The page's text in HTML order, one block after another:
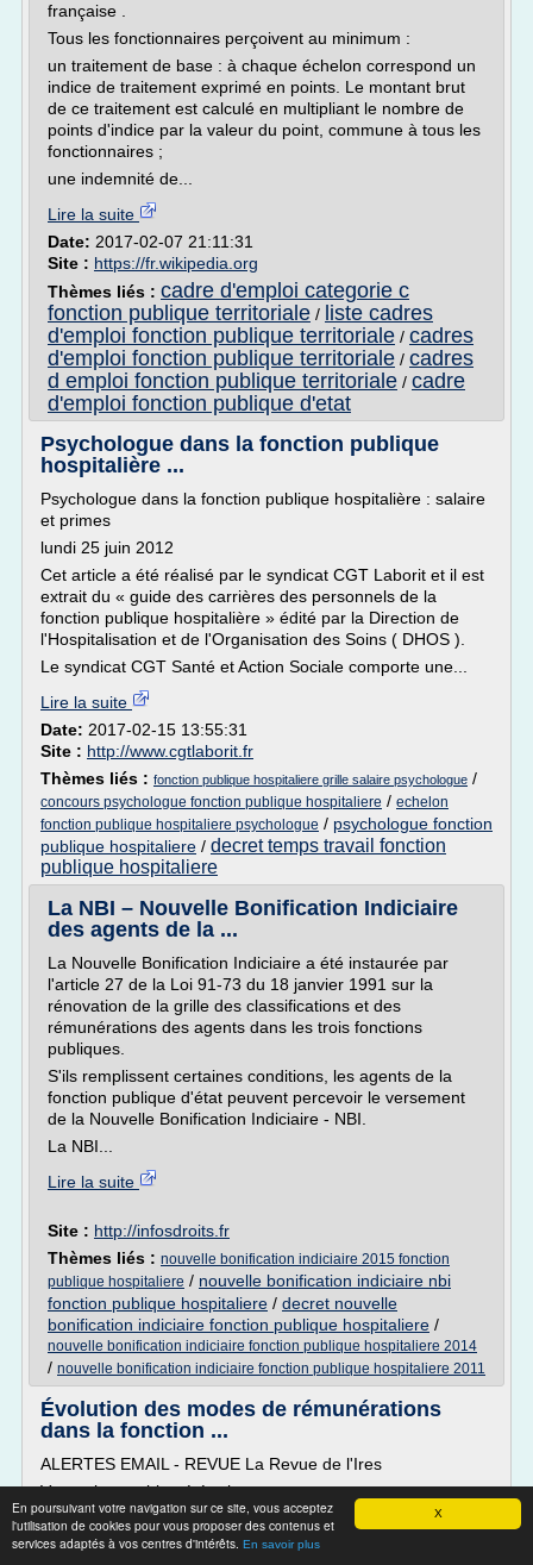
X
En poursuivant votre navigation sur ce site, vous acceptez
l'utilisation de cookies pour vous proposer des contenus et
services adaptés à vos centres d'intérêts. En savoir plus
française .
Tous les fonctionnaires perçoivent au minimum :
un traitement de base : à chaque échelon correspond un
indice de traitement exprimé en points. Le montant brut
de ce traitement est calculé en multipliant le nombre de
points d'indice par la valeur du point, commune à tous les
fonctionnaires ;
une indemnité de...
Lire la suite
Date: 2017-02-07 21:11:31
Site : https://fr.wikipedia.org
Thèmes liés : cadre d'emploi categorie c
fonction publique territoriale / liste cadres
d'emploi fonction publique territoriale / cadres
d'emploi fonction publique territoriale / cadres
d emploi fonction publique territoriale / cadre
d'emploi fonction publique d'etat
Psychologue dans la fonction publique
hospitalière ...
Psychologue dans la fonction publique hospitalière : salaire
et primes
lundi 25 juin 2012
Cet article a été réalisé par le syndicat CGT Laborit et il est
extrait du « guide des carrières des personnels de la
fonction publique hospitalière » édité par la Direction de
l'Hospitalisation et de l'Organisation des Soins ( DHOS ).
Le syndicat CGT Santé et Action Sociale comporte une...
Lire la suite
Date: 2017-02-15 13:55:31
Site : http://www.cgtlaborit.fr
Thèmes liés : fonction publique hospitaliere grille salaire psychologue /
concours psychologue fonction publique hospitaliere / echelon
fonction publique hospitaliere psychologue / psychologue fonction
publique hospitaliere / decret temps travail fonction
publique hospitaliere
La NBI – Nouvelle Bonification Indiciaire
des agents de la ...
La Nouvelle Bonification Indiciaire a été instaurée par
l'article 27 de la Loi 91-73 du 18 janvier 1991 sur la
rénovation de la grille des classifications et des
rémunérations des agents dans les trois fonctions
publiques.
S'ils remplissent certaines conditions, les agents de la
fonction publique d'état peuvent percevoir le versement
de la Nouvelle Bonification Indiciaire - NBI.
La NBI...
Lire la suite
Site : http://infosdroits.fr
Thèmes liés : nouvelle bonification indiciaire 2015 fonction
publique hospitaliere / nouvelle bonification indiciaire nbi
fonction publique hospitaliere / decret nouvelle
bonification indiciaire fonction publique hospitaliere /
nouvelle bonification indiciaire fonction publique hospitaliere 2014
/ nouvelle bonification indiciaire fonction publique hospitaliere 2011
Évolution des modes de rémunérations
dans la fonction ...
ALERTES EMAIL - REVUE La Revue de l'Ires
Votre alerte a bien été prise en compte.
Vous recevrez un email à chaque nouvelle parution d'un
numéro de cette revue.